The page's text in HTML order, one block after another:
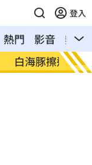
登入
熱門 影音
熱搜
入北台
不住